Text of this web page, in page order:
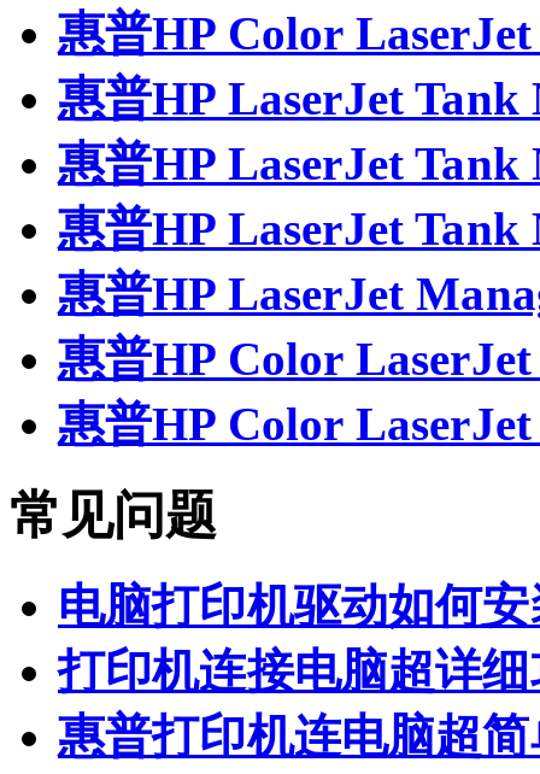
惠普HP Color
惠普HP LaserJet
惠普HP LaserJet Tank
惠普HP LaserJet
惠普HP LaserJet
惠普HP Color
惠普HP Color
常见问题
电脑打印机驱动如何
打印机连接电脑超详
惠普打印机连电脑超